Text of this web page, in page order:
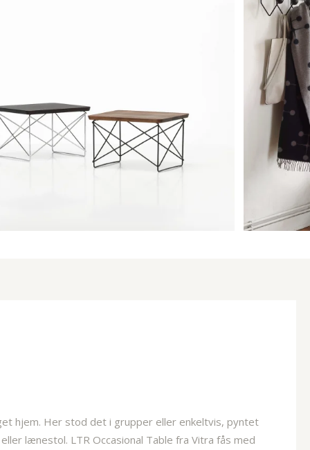
hjem. Her stod det i grupper eller enkeltvis, pyntet
lænestol. LTR Occasional Table fra Vitra fås med